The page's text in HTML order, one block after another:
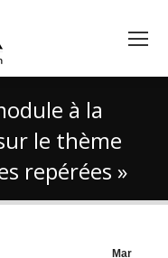
à la
le thème
repérées »
ici :
Mar